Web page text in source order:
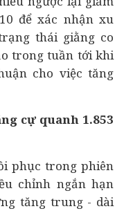
để xác nhận xu
thái giằng co
trong tuần tới khi
cho việc tăng
cự quanh 1.853
phục trong phiên
chỉnh ngắn hạn
tăng trung - dài